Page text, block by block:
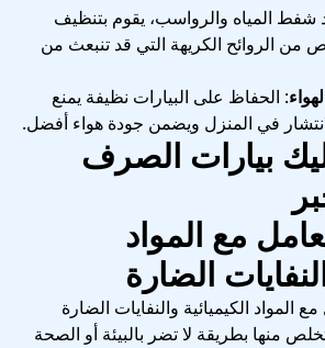
شفط المياه والرواسب، يقوم بتنظيف
من الروائح الكريهة التي قد تنبعث من
: الحفاظ على البيارات نظيفة يمنع
في المنزل ويضمن جودة هواء أفضل.
بيارات الصرف
مع المواد
الضارة
المواد الكيميائية والنفايات الضارة
منها بطريقة لا تضر بالبيئة أو الصحة